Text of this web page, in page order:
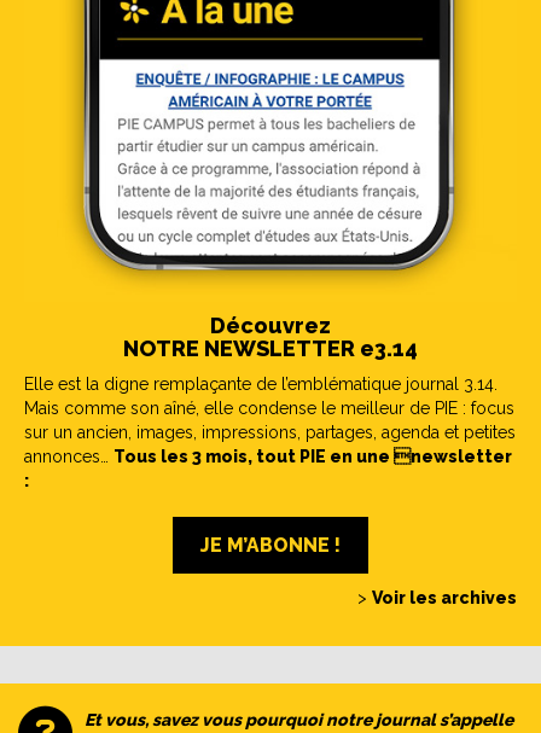
Découvrez
NOTRE NEWSLETTER e3.14
Elle est la digne remplaçante de l’emblématique journal 3.14.
Mais comme son aîné, elle condense le meilleur de PIE : focus
sur un ancien, images, impressions, partages, agenda et petites
annonces… Tous les 3 mois, tout PIE en une newsletter
:
JE M’ABONNE !
> Voir les archives
Et vous, savez vous pourquoi notre journal s’appelle